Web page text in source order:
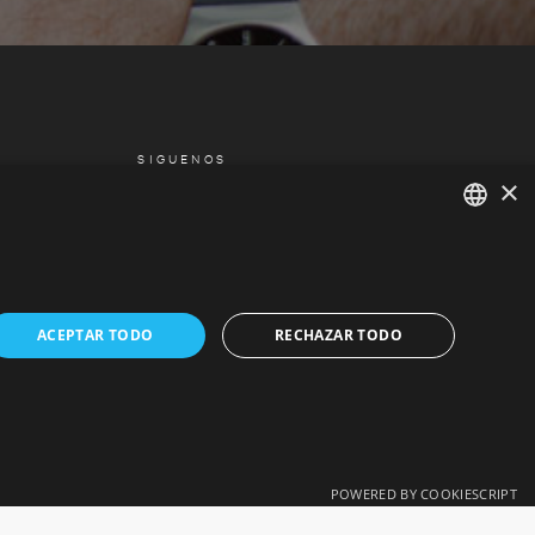
SIGUENOS
×
ACEPTAR TODO RECHAZAR TODO
POWERED BY COOKIESCRIPT